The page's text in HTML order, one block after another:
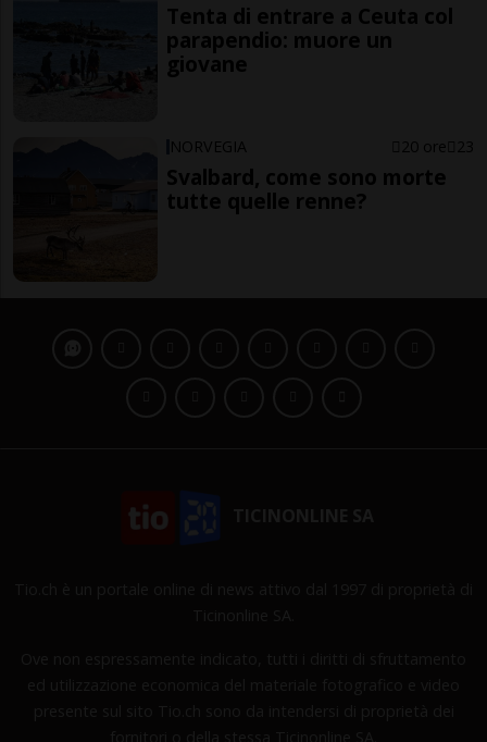
Tenta di entrare a Ceuta col
parapendio: muore un
giovane
NORVEGIA 20 ore 23
Svalbard, come sono morte
tutte quelle renne?